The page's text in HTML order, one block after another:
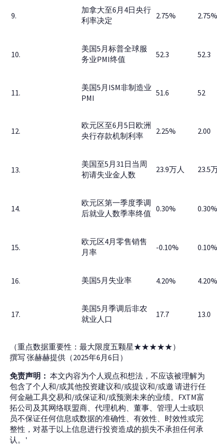
9.
加拿大至6月4日央行
利率决定
2.75% 2.75%
10.
美国5月标普全球服
务业PMI终值
52.3 52.3
11.
美国5月ISM非制造业
PMI
51.6 52
12.
欧元区至6月5日欧洲
央行存款机制利率
2.25% 2.00
13.
美国至5月31日当周
初请失业金人数
23.9万人 23.5
14.
欧元区第一季度季调
后就业人数季率终值 0.30% 0.30%
15.
欧元区4月零售销售
月率
-0.10% 0.10%
16. 美国5月失业率 4.20% 4.20%
17.
美国5月季调后非农
就业人口
17.7 13.0
（重点数据重要性：最大限度五颗星★★★★★）
撰写 张赫赫提供（2025年6月6日）
免责声明： 本文内容为个人观点和想法，不应该被理解为
包含了个人和/或其他投资建议和/或提议和/或邀 请进行任
何金融工具交易和/或保证和/或预测未来的业绩。FXTM富
拓公司及其网络联盟商、代理机构、董事、管理人士或职
员不保证任何信息或数据的准确性、有效性、时效性或完
整性，对基于以上信息进行投资造成的损失不承担任何承
认。'